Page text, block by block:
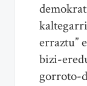
erraztu”
bizi-
gorroto-